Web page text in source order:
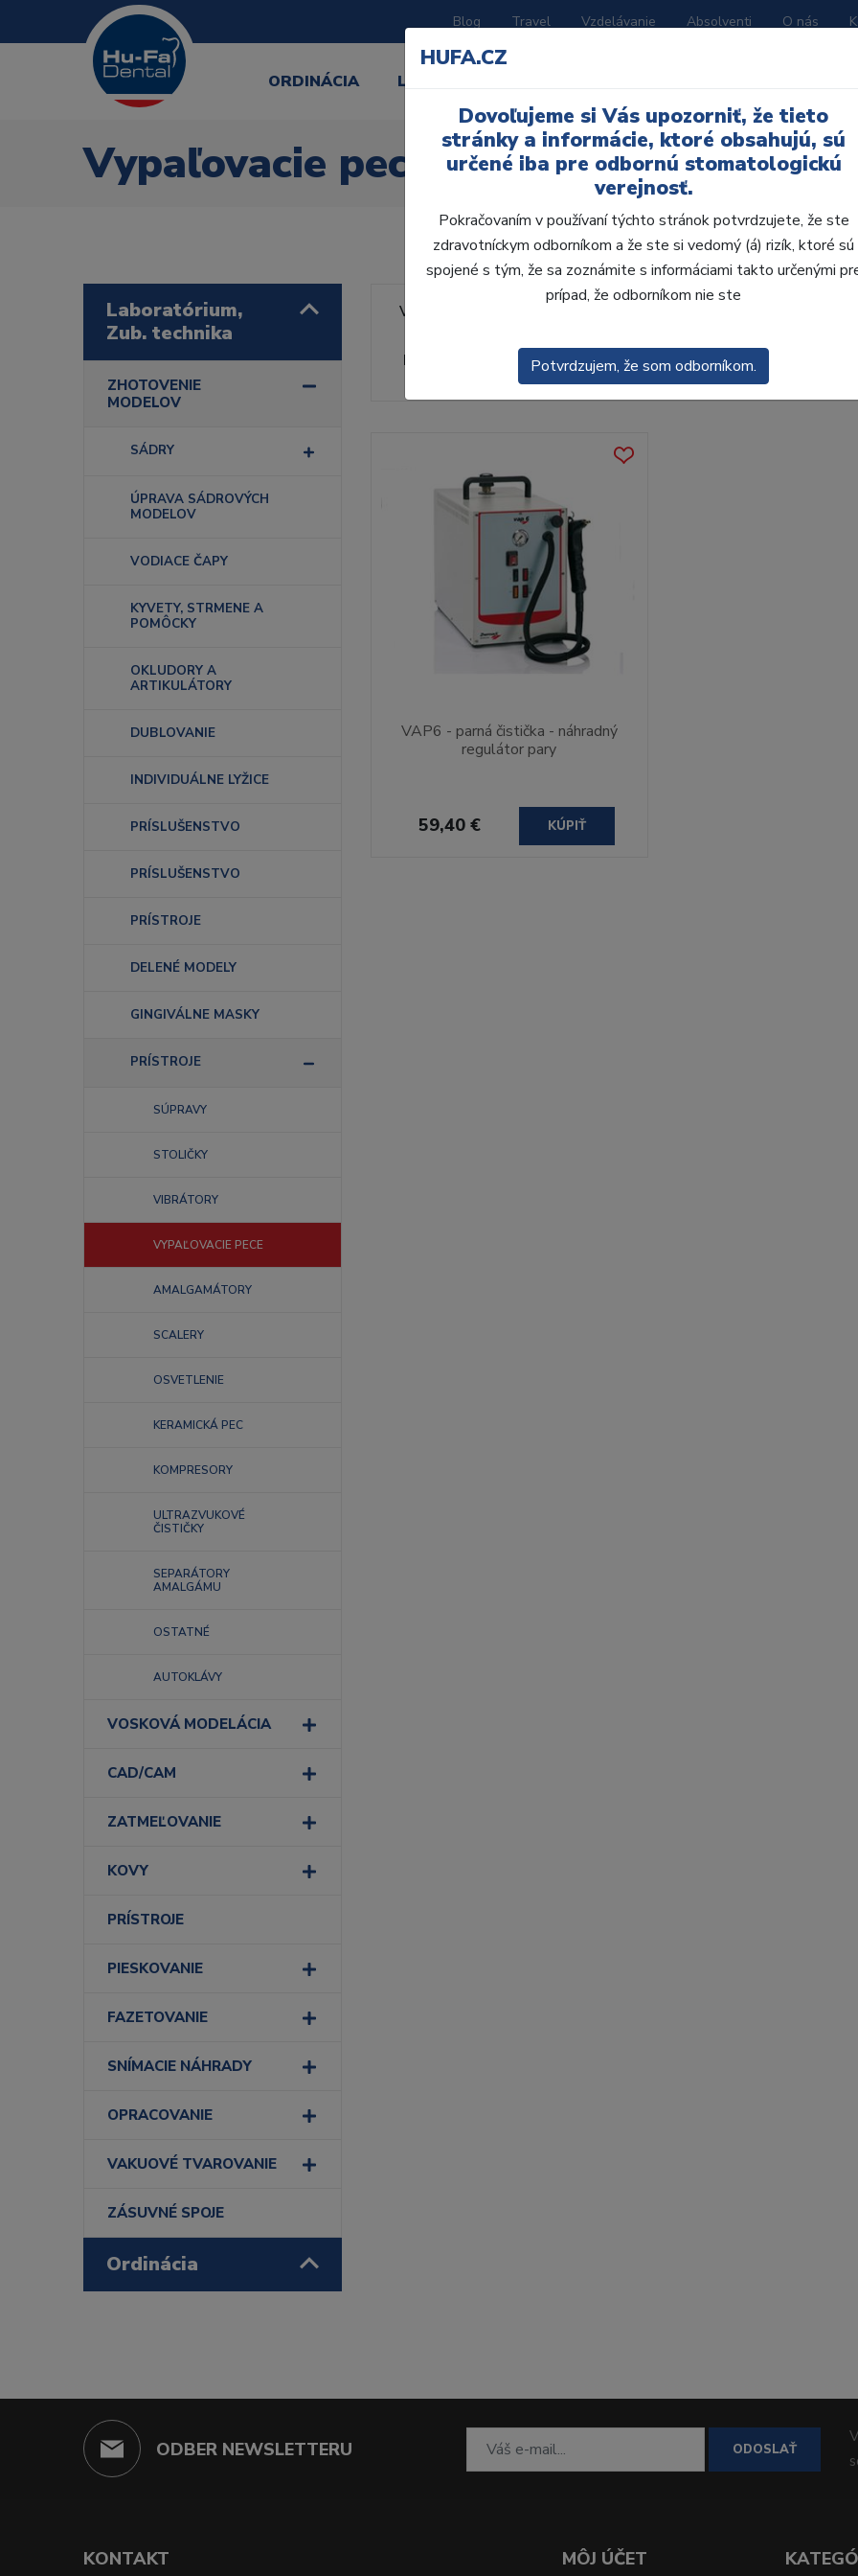
Blog Travel Vzdelávanie Absolventi O nás
ORDINÁCIA LABORATÓRIUM
Vypaľovacie pece
Laboratórium,
Zub. technika
ZHOTOVENIE
MODELOV
SÁDRY
ÚPRAVA SÁDROVÝCH
MODELOV
VODIACE ČAPY
KYVETY, STRMENE A
POMÔCKY
OKLUDORY A
ARTIKULÁTORY
DUBLOVANIE
INDIVIDUÁLNE LYŽICE
PRÍSLUŠENSTVO
PRÍSLUŠENSTVO
PRÍSTROJE
DELENÉ MODELY
GINGIVÁLNE MASKY
PRÍSTROJE
SÚPRAVY
STOLIČKY
VIBRÁTORY
VYPAĽOVACIE PECE
AMALGAMÁTORY
SCALERY
OSVETLENIE
KERAMICKÁ PEC
KOMPRESORY
ULTRAZVUKOVÉ
ČISTIČKY
SEPARÁTORY
AMALGÁMU
OSTATNÉ
AUTOKLÁVY
VOSKOVÁ MODELÁCIA
CAD/CAM
ZATMEĽOVANIE
KOVY
PRÍSTROJE
PIESKOVANIE
FAZETOVANIE
SNÍMACIE NÁHRADY
OPRACOVANIE
VAKUOVÉ TVAROVANIE
ZÁSUVNÉ SPOJE
Ordinácia
Výrobca:
Radenie Predvolené
VAP6 - parná čistička - náhradný
regulátor pary
59,40 € KÚPIŤ
ODBER NEWSLETTERU ODOSLAŤ
KONTAKT MÔJ ÚČET
HUFA.CZ
Dovoľujeme si Vás upozorniť, že tieto
stránky a informácie, ktoré obsahujú, sú
určené iba pre odbornú stomatologickú
verejnosť.
Pokračovaním v používaní týchto stránok potvrdzujete, že ste
zdravotníckym odborníkom a že ste si vedomý (á) rizík, ktoré sú
spojené s tým, že sa zoznámite s informáciami takto určenými
prípad, že odborníkom nie ste
Potvrdzujem, že som odborníkom.